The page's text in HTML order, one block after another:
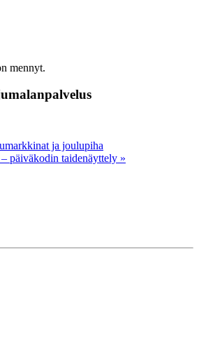
mennyt.
ja joulupiha
– päiväkodin taidenäyttely »